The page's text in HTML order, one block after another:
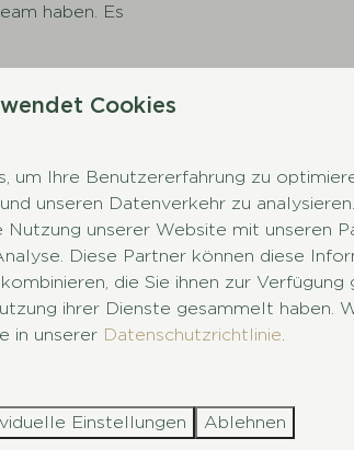
haben. Es
Cookies
um Ihre Benutzererfahrung zu
unseren Datenverkehr zu
Nutzung unserer Website mit unseren
Diese Partner können diese
die Sie ihnen zur
ihrer Dienste gesammelt haben.
in unserer Datenschutzrichtlinie
Einstellungen Ablehnen